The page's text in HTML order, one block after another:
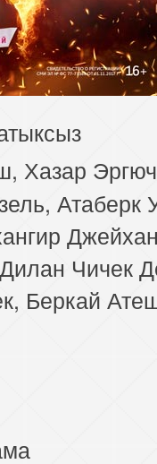
79 серия
83 серия
87 серия
Хазар
Атаберк
Чичек
Беркай